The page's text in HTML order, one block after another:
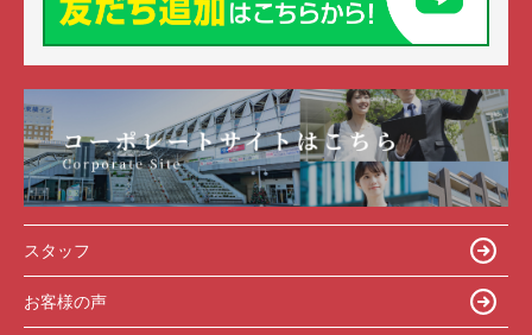
スタッフ
お客様の声